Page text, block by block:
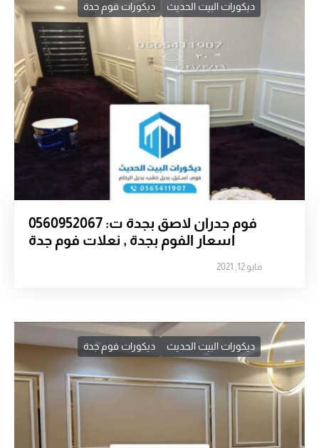
ديكورات البيت الحديث ديكورات فوم جدة
فوم جدران لاصق بجدة ت: 0560952067
اسعار الفوم بجدة , نعلات فوم جدة
مايو 12, 2021
ديكورات البيت الحديث ديكورات فوم جدة